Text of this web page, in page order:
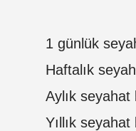
1 günlük
Haftalık
Aylık seyahat
Yıllık seyahat